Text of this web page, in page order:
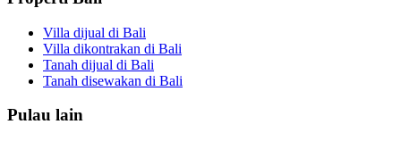
Villa dijual di Bali
Villa dikontrakan di Bali
Tanah dijual di Bali
Tanah disewakan di Bali
Pulau lain